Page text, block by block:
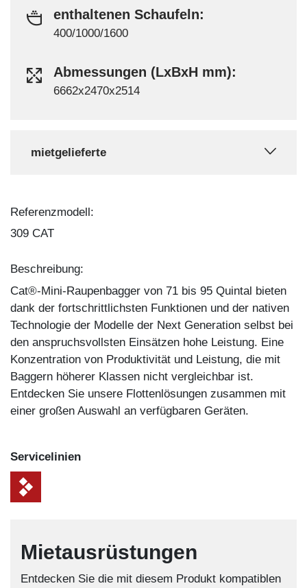
enthaltenen Schaufeln:
400/1000/1600
Abmessungen (LxBxH mm):
6662x2470x2514
mietgelieferte
Referenzmodell:
309 CAT
Beschreibung:
Cat®-Mini-Raupenbagger von 71 bis 95 Quintal bieten
dank der fortschrittlichsten Funktionen und der nativen
Technologie der Modelle der Next Generation selbst bei
den anspruchsvollsten Einsätzen hohe Leistung. Eine
Konzentration von Produktivität und Leistung, die mit
Baggern höherer Klassen nicht vergleichbar ist.
Entdecken Sie unsere Flottenlösungen zusammen mit
einer großen Auswahl an verfügbaren Geräten.
Service­linien
Mietausrüstungen
Entdecken Sie die mit diesem Produkt kompatiblen